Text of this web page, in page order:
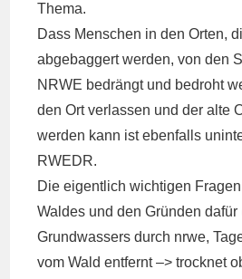
Thema.
Dass Menschen in den Orten,
abgebaggert werden, von den
NRWE bedrängt und bedroht
den Ort verlassen und der alte
werden kann ist ebenfalls
RWEDR.
Die eigentlich wichtigen
Waldes und den Gründen
Grundwassers durch nrwe,
vom Wald entfernt –> trocknet